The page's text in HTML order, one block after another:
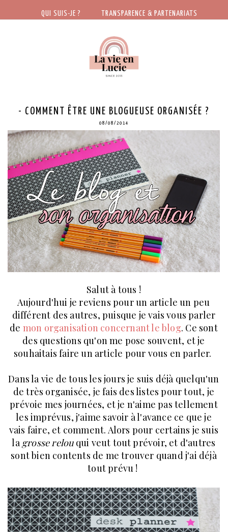
- COMMENT ÊTRE UNE BLOGUEUSE ORGANISÉE ?
08/08/2014
Salut à tous !
Aujourd'hui je reviens pour un article un peu
différent des autres, puisque je vais vous parler
de mon organisation concernant le blog. Ce sont
des questions qu'on me pose souvent, et je
souhaitais faire un article pour vous en parler.
Dans la vie de tous les jours je suis déjà quelqu'un
de très organisée, je fais des listes pour tout, je
prévoie mes journées, et je n'aime pas tellement
les imprévus, j'aime savoir à l'avance ce que je
vais faire, et comment. Alors pour certains je suis
la grosse relouqui veut tout prévoir, et d'autres
sont bien contents de me trouver quand j'ai déjà
tout prévu !
QUI SUIS-JE ? TRANSPARENCE & PARTENARIATS